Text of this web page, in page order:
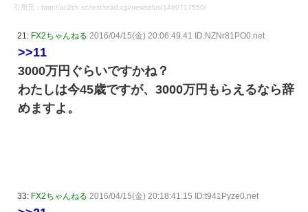
引用元：http://ai.2ch.sc/test/read.cgi/newsplus/1460717550/
21: FX2ちゃんねる 2016/04/15(金) 20:06:49.41 ID:NZNr81PO0.net
>>11
3000万円ぐらいですかね？
わたしは今45歳ですが、3000万円もらえるなら辞
めますよ。
33: FX2ちゃんねる 2016/04/15(金) 20:18:41.15 ID:t941Pyze0.net